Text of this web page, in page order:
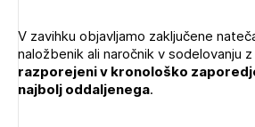
Praksa
O ZAPS
Prijavite se s svojim ZAPS
V zavihku objavljamo zaključene
naložbenik ali naročnik v sodelovanju z
razporejeni v kronološko
najbolj oddaljenega.
Ostanite na tekočem z novicami in se
Novičnike. Označite svojo izbiro.
Novičnike vam bomo pošiljali na vaš